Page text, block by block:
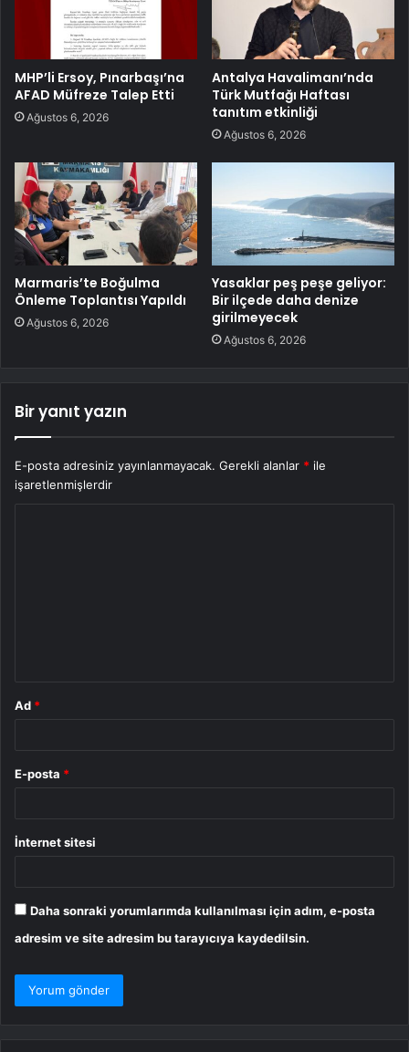
MHP’li Ersoy, Pınarbaşı’na
AFAD Müfreze Talep Etti
Ağustos 6, 2026
Antalya Havalimanı’nda
Türk Mutfağı Haftası
tanıtım etkinliği
Ağustos 6, 2026
Marmaris’te Boğulma
Önleme Toplantısı Yapıldı
Ağustos 6, 2026
Yasaklar peş peşe geliyor:
Bir ilçede daha denize
girilmeyecek
Ağustos 6, 2026
Bir yanıt yazın
E-posta adresiniz yayınlanmayacak. Gerekli alanlar * ile
işaretlenmişlerdir
Ad *
E-posta *
İnternet sitesi
Daha sonraki yorumlarımda kullanılması için adım, e-posta
adresim ve site adresim bu tarayıcıya kaydedilsin.